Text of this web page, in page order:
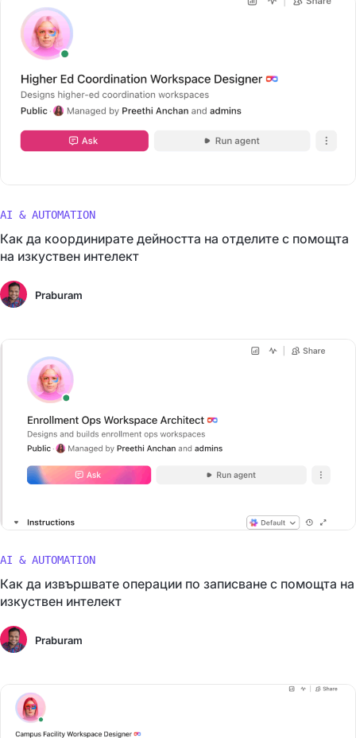
AI & AUTOMATION
Как да координирате дейността на отделите с помощта
на изкуствен интелект
Praburam
AI & AUTOMATION
Как да извършвате операции по записване с помощта на
изкуствен интелект
Praburam